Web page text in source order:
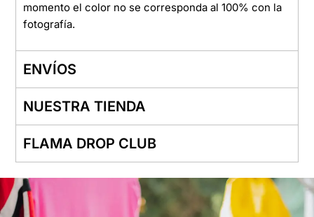
momento el color no se corresponda al 100% con la
fotografía.
ENVÍOS
NUESTRA TIENDA
FLAMA DROP CLUB